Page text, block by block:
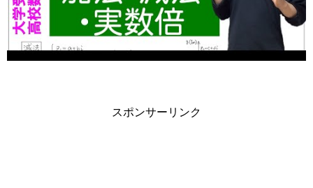
スポンサーリンク